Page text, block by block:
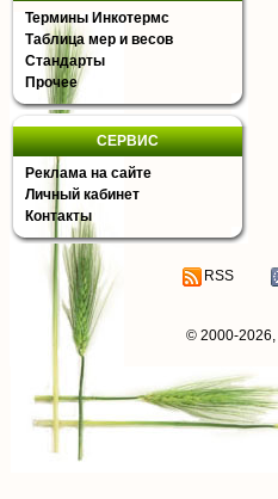
Термины Инкотермс
Таблица мер и весов
Стандарты
Прочее
СЕРВИС
Реклама на сайте
Личный кабинет
Контакты
RSS
© 2000-2026,